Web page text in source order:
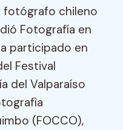
fotógrafo chileno
Fotografía en
participado en
Festival
del Valparaíso
(FOCCO),